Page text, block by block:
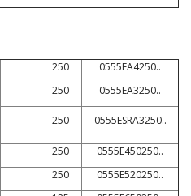
250
0555EA4250..
250
0555EA3250..
250 0555ESRA3250..
250
0555E450250..
250
0555E520250..